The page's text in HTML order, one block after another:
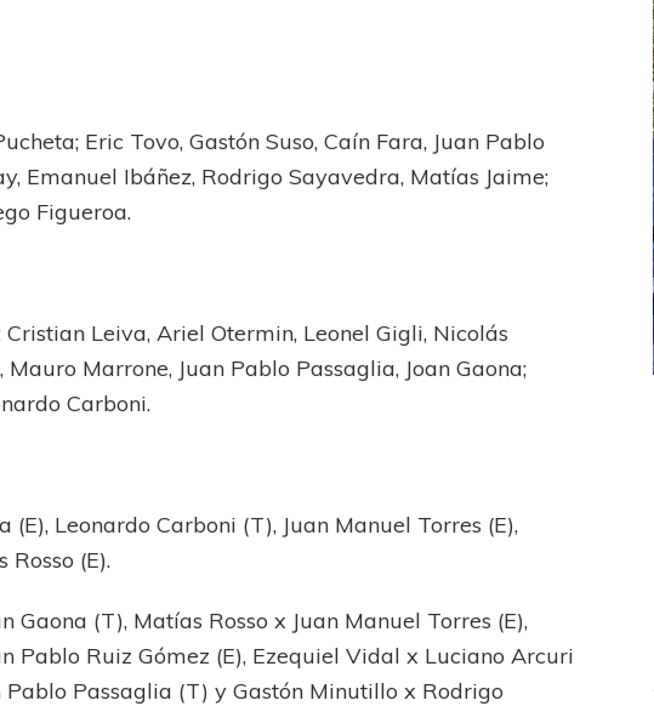
Eric Tovo, Gastón Suso, Caín Fara, Juan Pablo
Emanuel Ibáñez, Rodrigo Sayavedra, Matías Jaime;
Figueroa.
Cristian Leiva, Ariel Otermin, Leonel Gigli, Nicolás
Marrone, Juan Pablo Passaglia, Joan Gaona;
Carboni.
(E), Leonardo Carboni (T), Juan Manuel Torres (E),
(E).
Gaona (T), Matías Rosso x Juan Manuel Torres (E),
Pablo Ruiz Gómez (E), Ezequiel Vidal x Luciano Arcuri
Pablo Passaglia (T) y Gastón Minutillo x Rodrigo
SUDAMERICANA